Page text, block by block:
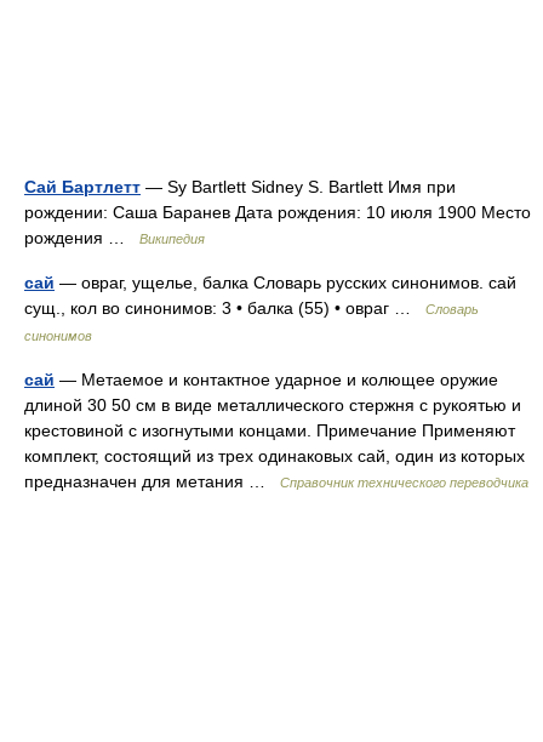
Сай Бартлетт — Sy Bartlett Sidney S. Bartlett Имя при
рождении: Саша Баранев Дата рождения: 10 июля 1900 Место
рождения …
Википедия
сай — овраг, ущелье, балка Словарь русских синонимов. сай
сущ., кол во синонимов: 3 • балка (55) • овраг …
Словарь
синонимов
сай — Метаемое и контактное ударное и колющее оружие
длиной 30 50 см в виде металлического стержня с рукоятью и
крестовиной с изогнутыми концами. Примечание Применяют
комплект, состоящий из трех одинаковых сай, один из которых
предназначен для метания …
Справочник технического переводчика